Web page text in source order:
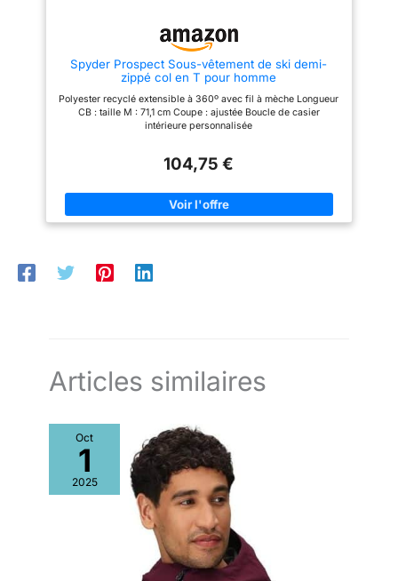
Spyder Prospect Sous-vêtement de ski demi-
zippé col en T pour homme
Polyester recyclé extensible à 360º avec fil à mèche Longueur
CB : taille M : 71,1 cm Coupe : ajustée Boucle de casier
intérieure personnalisée
104,75 €
Articles similaires
Oct
1
2025